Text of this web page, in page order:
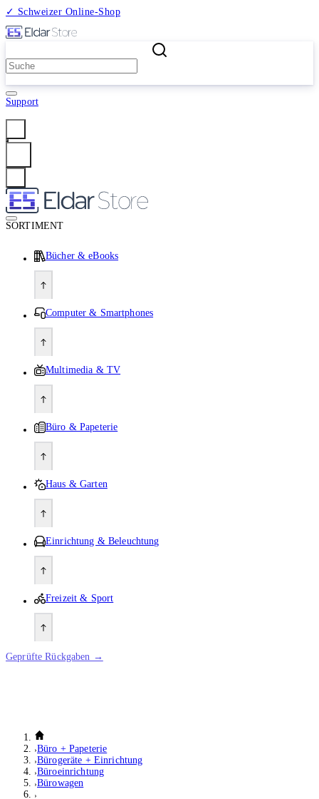
✓ Schweizer Online-Shop
Support
SORTIMENT
Bücher & eBooks
Computer & Smartphones
Multimedia & TV
Büro & Papeterie
Haus & Garten
Einrichtung & Beleuchtung
Freizeit & Sport
Geprüfte Rückgaben →
Büro + Papeterie
Bürogeräte + Einrichtung
Büroeinrichtung
Bürowagen